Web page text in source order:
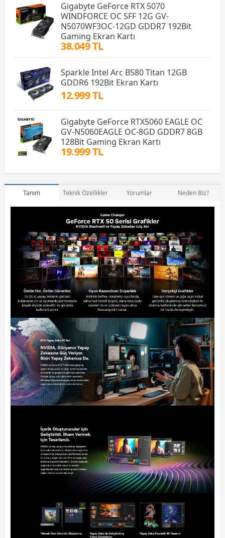
Gigabyte GeForce RTX 5070
WINDFORCE OC SFF 12G GV-
N5070WF3OC-12GD GDDR7 192Bit
Gaming Ekran Kartı
38.049 TL
Sparkle Intel Arc B580 Titan 12GB
GDDR6 192Bit Ekran Kartı
12.999 TL
Gigabyte GeForce RTX5060 EAGLE OC
GV-N5060EAGLE OC-8GD GDDR7 8GB
128Bit Gaming Ekran Kartı
19.999 TL
Tanım Teknik Özellikler Yorumlar Neden Biz?